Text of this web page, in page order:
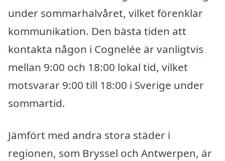
under sommarhalvåret, vilket förenklar
kommunikation. Den bästa tiden att
kontakta någon i Cognelée är vanligtvis
mellan 9:00 och 18:00 lokal tid, vilket
motsvarar 9:00 till 18:00 i Sverige under
sommartid.
Jämfört med andra stora städer i
regionen, som Bryssel och Antwerpen, är